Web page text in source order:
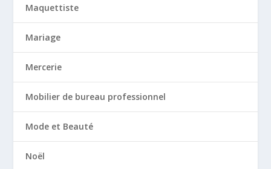
Maquettiste
Mariage
Mercerie
Mobilier de bureau professionnel
Mode et Beauté
Noël